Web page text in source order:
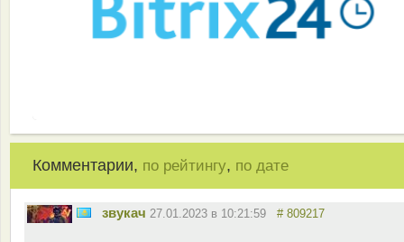
Комментарии, по рейтингу, по дате
звукач 27.01.2023 в 10:21:59 # 809217